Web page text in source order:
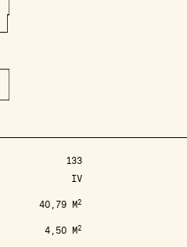
133
IV
40,79 M2
4,50 M2